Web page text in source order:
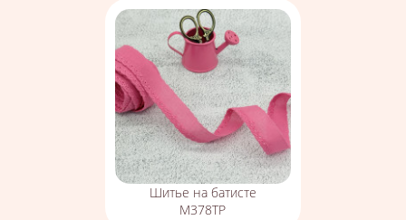
Шитье на батисте
М378ТР